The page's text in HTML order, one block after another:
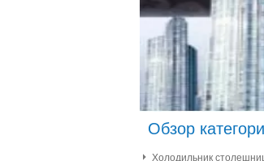
Обзор
Холодильник